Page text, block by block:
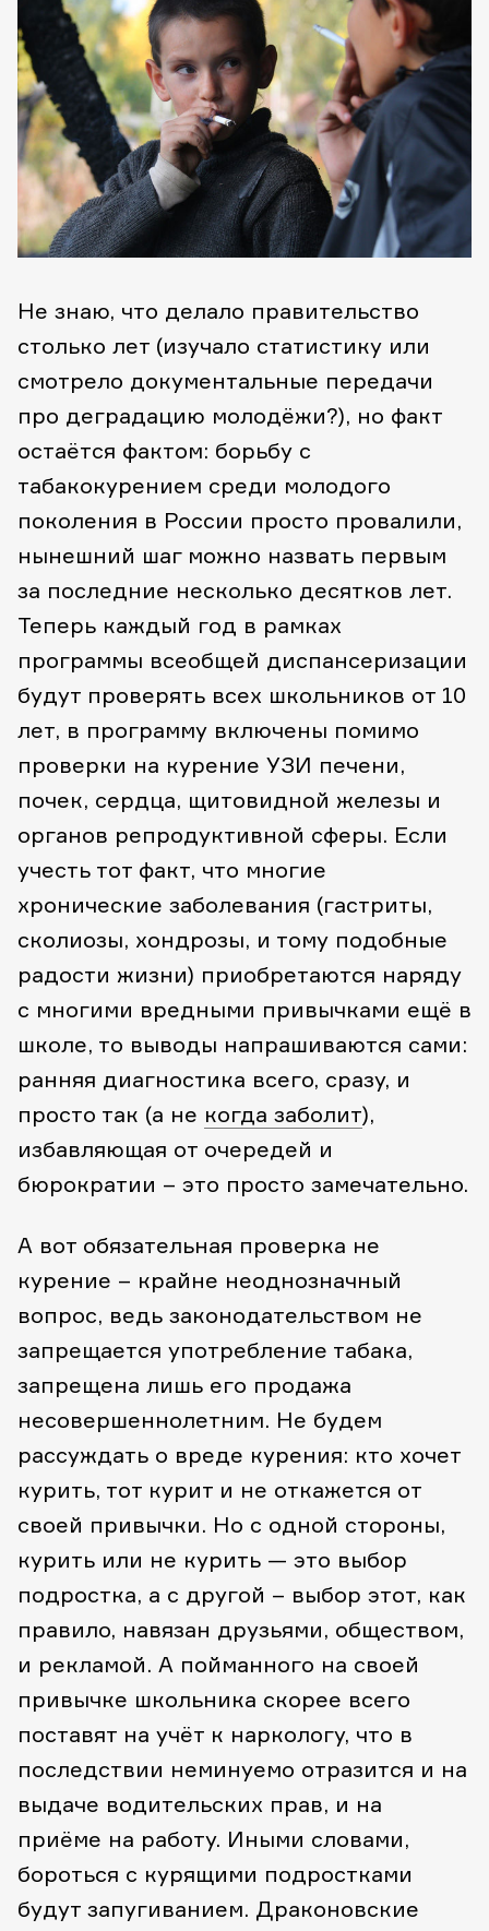
Не знаю, что делало правительство
столько лет (изучало статиcтику или
смотрело документальные передачи
про деградацию молодёжи?), но факт
остаётся фактом: борьбу с
табакокурением среди молодого
поколения в России просто провалили,
нынешний шаг можно назвать первым
за последние несколько десятков лет.
Теперь каждый год в рамках
программы всеобщей диспансеризации
будут проверять всех школьников от 10
лет, в программу включены помимо
проверки на курение УЗИ печени,
почек, сердца, щитовидной железы и
органов репродуктивной сферы. Если
учесть тот факт, что многие
хронические заболевания (гастриты,
сколиозы, хондрозы, и тому подобные
радости жизни) приобретаются наряду
с многими вредными привычками ещё в
школе, то выводы напрашиваются сами:
ранняя диагностика всего, сразу, и
просто так (а не когда заболит),
избавляющая от очередей и
бюрократии – это просто замечательно.
А вот обязательная проверка не
курение – крайне неоднозначный
вопрос, ведь законодательством не
запрещается употребление табака,
запрещена лишь его продажа
несовершеннолетним. Не будем
рассуждать о вреде курения: кто хочет
курить, тот курит и не откажется от
своей привычки. Но с одной стороны,
курить или не курить — это выбор
подростка, а с другой – выбор этот, как
правило, навязан друзьями, обществом,
и рекламой. А пойманного на своей
привычке школьника скорее всего
поставят на учёт к наркологу, что в
последствии неминуемо отразится и на
выдаче водительских прав, и на
приёме на работу. Иными словами,
бороться с курящими подростками
будут запугиванием. Драконовские